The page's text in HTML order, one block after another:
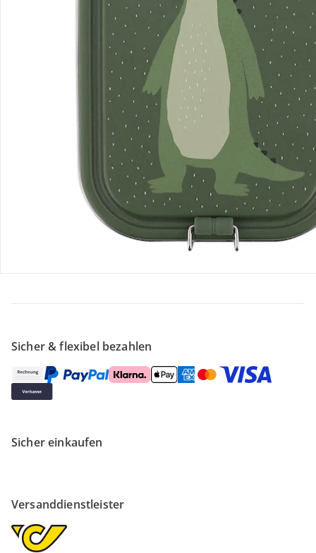
Bestellung & Lieferung
Retoure & Reklamation
Gutscheine & Aktionen
Kontakt & Service
Filialen & Beratung
Sicher & flexibel bezahlen
Sicher einkaufen
Versanddienstleister